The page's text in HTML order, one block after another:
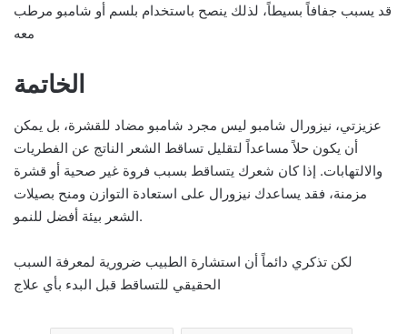
قد يسبب جفافاً بسيطاً، لذلك ينصح باستخدام بلسم أو شامبو مرطب
معه
الخاتمة
عزيزتي، نيزورال شامبو ليس مجرد شامبو مضاد للقشرة، بل يمكن
أن يكون حلاً مساعداً لتقليل تساقط الشعر الناتج عن الفطريات
والالتهابات. إذا كان شعرك يتساقط بسبب فروة غير صحية أو قشرة
مزمنة، فقد يساعدك نيزورال على استعادة التوازن ومنح بصيلات
الشعر بيئة أفضل للنمو.
لكن تذكري دائماً أن استشارة الطبيب ضرورية لمعرفة السبب
الحقيقي للتساقط قبل البدء بأي علاج